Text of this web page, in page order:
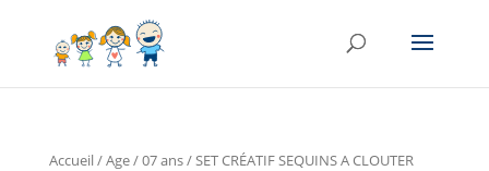
Accueil/Age/07 ans/ SET CRÉATIF SEQUINS A CLOUTER